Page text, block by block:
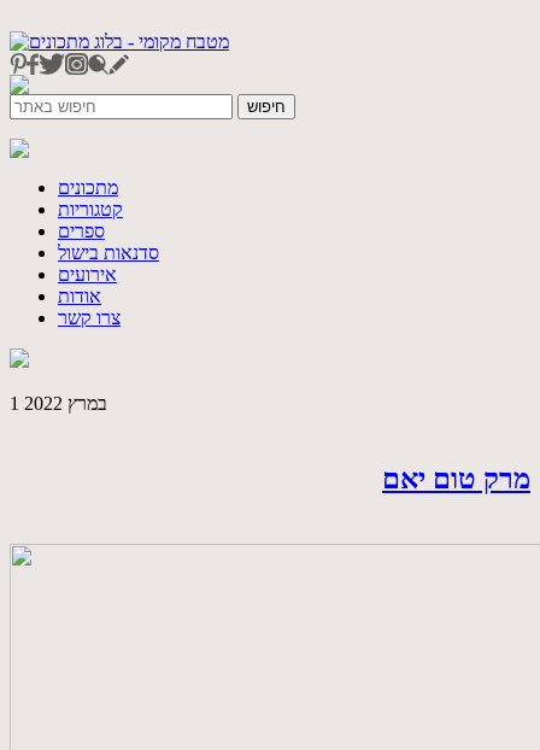
מתכונים
קטגוריות
ספרים
סדנאות בישול
אירועים
אודות
צרו קשר
1 במרץ 2022
מרק טום יאם